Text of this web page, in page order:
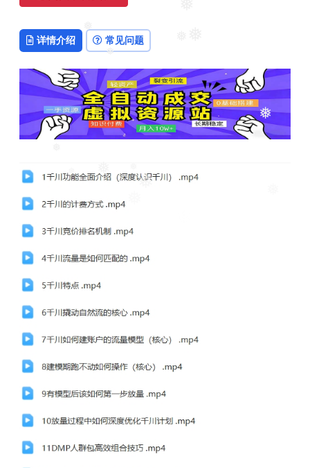
❅
❅
❅
❅
❅
❅
详情介绍 常见问题